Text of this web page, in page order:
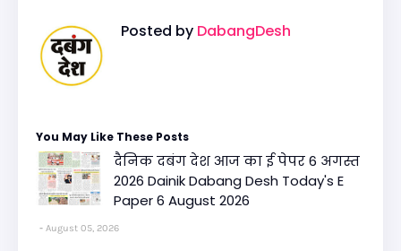
Posted by DabangDesh
You May Like These Posts
दैनिक दबंग देश आज का ई पेपर 6 अगस्त
2026 Dainik Dabang Desh Today's E
Paper 6 August 2026
August 05, 2026